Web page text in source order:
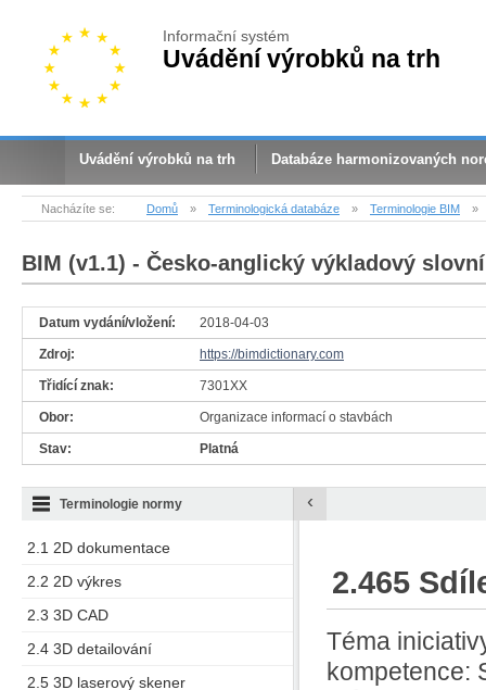
Informační systém
Uvádění výrobků na trh
Uvádění výrobků na trh Databáze harmonizovaných
Nacházíte se: Domů » Terminologická databáze » Terminologie BIM »
BIM (v1.1) - Česko-anglický výkladový
Datum vydání/vložení: 2018-04-03
Zdroj: https://bimdictionary.com
Třidící znak: 7301XX
Obor: Organizace informací o stavbách
Stav: Platná
2.1 2D dokumentace
2.2 2D výkres
2.3 3D CAD
2.4 3D detailování
2.5 3D laserový skener
Terminologie normy ‹
2.465
Téma
kompetence: